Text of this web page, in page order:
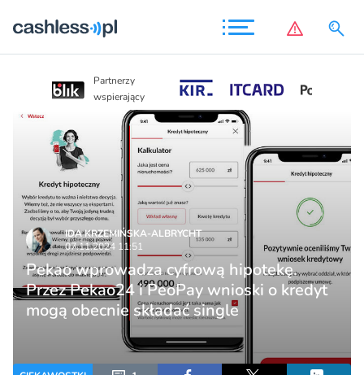
Partnerzy
wspierający
IDA KRZEMIŃSKA-ALBRYCHT
07.11.2024 11:51
Pekao wprowadza cyfrową hipotekę.
Przez Pekao24 i PeoPay wnioski o kredyt
mogą obecnie składać single